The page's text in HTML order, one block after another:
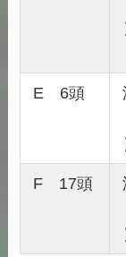
E 6頭
F 17頭